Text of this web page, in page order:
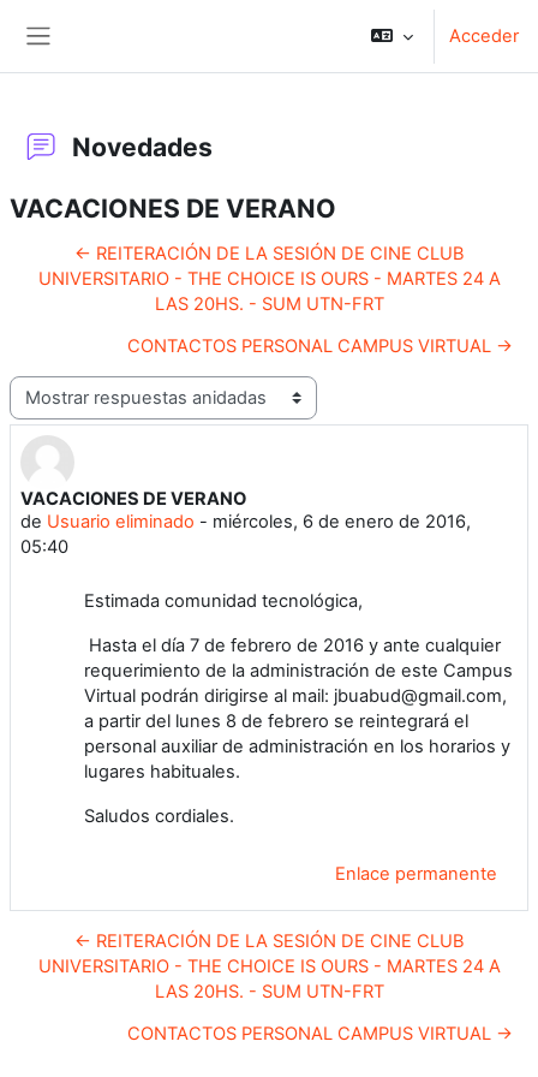
Acceder
Novedades
VACACIONES DE VERANO
← REITERACIÓN DE LA SESIÓN DE CINE CLUB
UNIVERSITARIO - THE CHOICE IS OURS - MARTES 24 A
LAS 20HS. - SUM UTN-FRT
CONTACTOS PERSONAL CAMPUS VIRTUAL →
Mostrar modo
VACACIONES DE VERANO
de Usuario eliminado - miércoles, 6 de enero de 2016,
05:40
Número de respuestas: 0
Estimada comunidad tecnológica,
Hasta el día 7 de febrero de 2016 y ante cualquier
requerimiento de la administración de este Campus
Virtual podrán dirigirse al mail: jbuabud@gmail.com,
a partir del lunes 8 de febrero se reintegrará el
personal auxiliar de administración en los horarios y
lugares habituales.
Saludos cordiales.
Enlace permanente
← REITERACIÓN DE LA SESIÓN DE CINE CLUB
UNIVERSITARIO - THE CHOICE IS OURS - MARTES 24 A
LAS 20HS. - SUM UTN-FRT
CONTACTOS PERSONAL CAMPUS VIRTUAL →